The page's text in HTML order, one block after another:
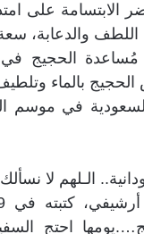
الابتسامة على
اللطف والدعابة،
مُساعدة الحجيج في
بالماء وتلطيف
في موسم
الـلهم لا
احتج